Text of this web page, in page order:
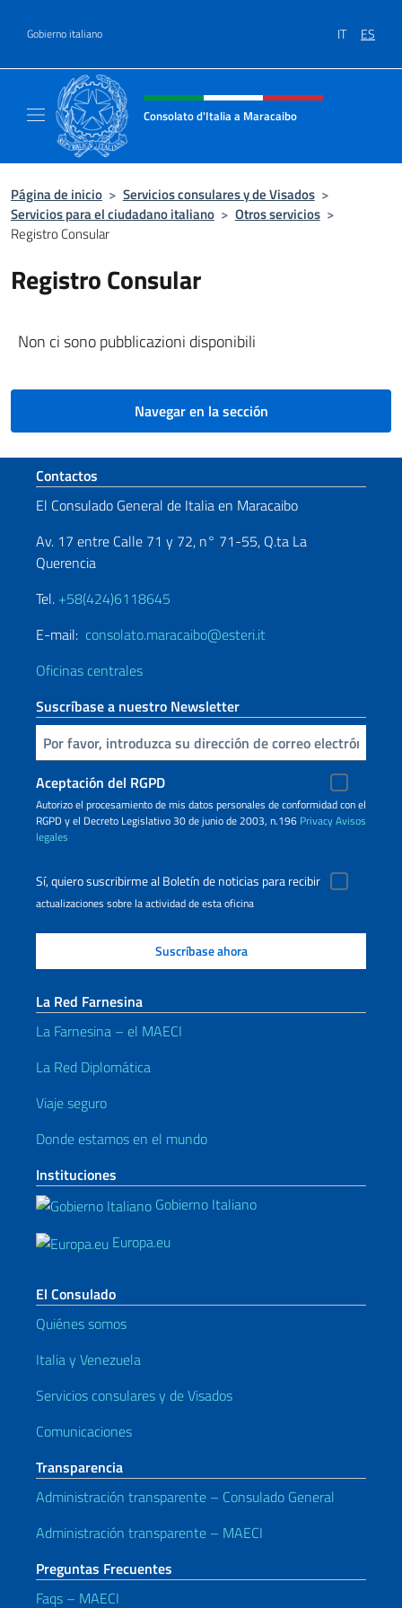
Gobierno italiano IT ES
Encabezado del sitio web,
Consolato d'Italia a Maracaibo
Página de inicio > Servicios consulares y de Visados >
Servicios para el ciudadano italiano > Otros servicios >
Registro Consular
Registro Consular
Non ci sono pubblicazioni disponibili
Navegar en la sección
Sezione footer
Contactos
El Consulado General de Italia en Maracaibo
Av. 17 entre Calle 71 y 72, n° 71-55, Q.ta La
Querencia
Tel. +58(424)6118645
E-mail: consolato.maracaibo@esteri.it
Oficinas centrales
Suscríbase a nuestro Newsletter
Inserta tu correo electronico
Aceptación del RGPD
Autorizo ​​el procesamiento de mis datos personales de conformidad con el
RGPD y el Decreto Legislativo 30 de junio de 2003, n.196 PrivacyAvisos
legales
Sí, quiero suscribirme al Boletín de noticias para recibir
actualizaciones sobre la actividad de esta oficina
La Red Farnesina
La Farnesina – el MAECI
La Red Diplomática
Viaje seguro
Donde estamos en el mundo
Instituciones
Gobierno Italiano
Europa.eu
El Consulado
Quiénes somos
Italia y Venezuela
Servicios consulares y de Visados
Comunicaciones
Transparencia
Administración transparente – Consulado General
Administración transparente – MAECI
Preguntas Frecuentes
Faqs – MAECI